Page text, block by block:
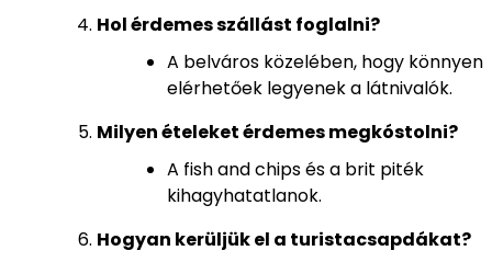
Hol érdemes szállást foglalni?
A belváros közelében, hogy könnyen
elérhetőek legyenek a látnivalók.
Milyen ételeket érdemes megkóstolni?
A fish and chips és a brit piték
kihagyhatatlanok.
Hogyan kerüljük el a turistacsapdákat?